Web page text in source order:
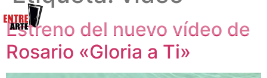
Estreno del nuevo vídeo de
Rosario «Gloria a Ti»